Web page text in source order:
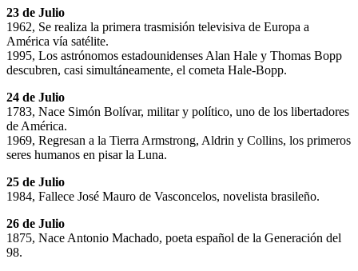
23 de Julio
1962, Se realiza la primera trasmisión televisiva de Europa a
América vía satélite.
1995, Los astrónomos estadounidenses Alan Hale y Thomas Bopp
descubren, casi simultáneamente, el cometa Hale-Bopp.
24 de Julio
1783, Nace Simón Bolívar, militar y político, uno de los libertadores
de América.
1969, Regresan a la Tierra Armstrong, Aldrin y Collins, los primeros
seres humanos en pisar la Luna.
25 de Julio
1984, Fallece José Mauro de Vasconcelos, novelista brasileño.
26 de Julio
1875, Nace Antonio Machado, poeta español de la Generación del
98.